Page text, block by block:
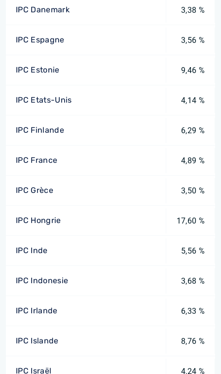
IPC Danemark 3,38 %
IPC Espagne 3,56 %
IPC Estonie 9,46 %
IPC Etats-Unis 4,14 %
IPC Finlande 6,29 %
IPC France 4,89 %
IPC Grèce 3,50 %
IPC Hongrie 17,60 %
IPC Inde 5,56 %
IPC Indonesie 3,68 %
IPC Irlande 6,33 %
IPC Islande 8,76 %
IPC Israël 4,24 %